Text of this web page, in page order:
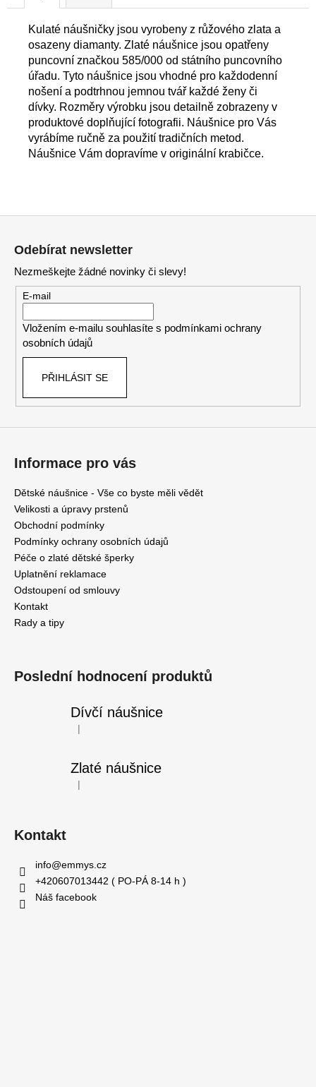
Kulaté náušničky jsou vyrobeny z růžového zlata a
osazeny diamanty. Zlaté náušnice jsou opatřeny
puncovní značkou 585/000 od státního puncovního
úřadu. Tyto náušnice jsou vhodné pro každodenní
nošení a podtrhnou jemnou tvář každé ženy či
dívky. Rozměry výrobku jsou detailně zobrazeny v
produktové doplňující fotografii. Náušnice pro Vás
vyrábíme ručně za použití tradičních metod.
Náušnice Vám dopravíme v originální krabičce.
Odebírat newsletter
Nezmeškejte žádné novinky či slevy!
E-mail
Vložením e-mailu souhlasíte s podmínkami ochrany
osobních údajů
PŘIHLÁSIT SE
Informace pro vás
Dětské náušnice - Vše co byste měli vědět
Velikosti a úpravy prstenů
Obchodní podmínky
Podmínky ochrany osobních údajů
Péče o zlaté dětské šperky
Uplatnění reklamace
Odstoupení od smlouvy
Kontakt
Rady a tipy
Poslední hodnocení produktů
Dívčí náušnice
Hodnocení produktu je 5 z 5 hvězdiček.
|
Zlaté náušnice
Hodnocení produktu je 5 z 5 hvězdiček.
|
Kontakt
info@emmys.cz
+420607013442 ( PO-PÁ 8-14 h )
Náš facebook